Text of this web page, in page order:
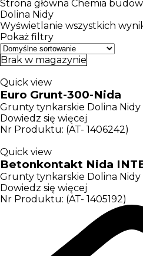
Strona główna Chemia
Dolina Nidy
Wyświetlanie wszystkich
Pokaż filtry
Brak w magazynie
Quick view
Euro Grunt-300-Nida
Grunty tynkarskie Dolina Nidy
Dowiedz się więcej
Nr Produktu: (AT- 1406242)
Quick view
Betonkontakt Nida
Grunty tynkarskie Dolina Nidy
Dowiedz się więcej
Nr Produktu: (AT- 1405192)